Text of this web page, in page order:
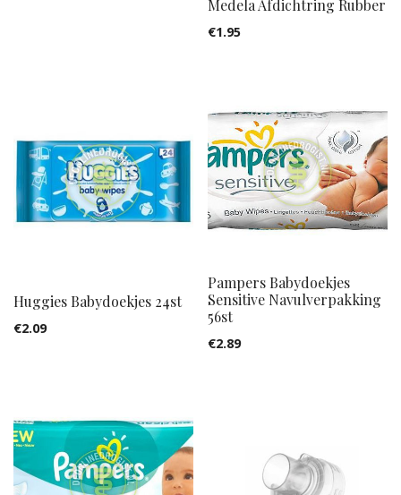
Medela Afdichtring Rubber
€1.95
Huggies Babydoekjes 24st
€2.09
Pampers Babydoekjes
Sensitive Navulverpakking
56st
€2.89